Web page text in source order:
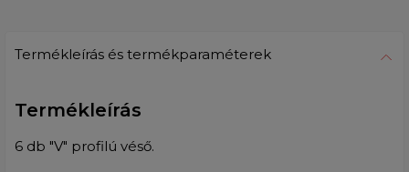
Termékleírás és termékparaméterek
Termékleírás
6 db "V" profilú véső.